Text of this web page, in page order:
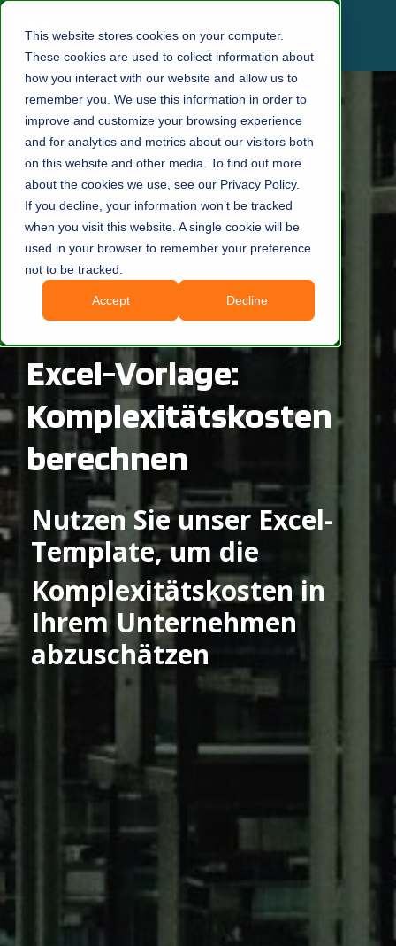
This website stores cookies on your computer.
These cookies are used to collect information about
how you interact with our website and allow us to
remember you. We use this information in order to
improve and customize your browsing experience
and for analytics and metrics about our visitors both
on this website and other media. To find out more
about the cookies we use, see our Privacy Policy.
If you decline, your information won’t be tracked
when you visit this website. A single cookie will be
used in your browser to remember your preference
not to be tracked.
Accept Decline
Excel-Vorlage:
Komplexitätskosten
berechnen
Nutzen Sie unser Excel-
Template, um die
Komplexitätskosten in
Ihrem Unternehmen
abzuschätzen